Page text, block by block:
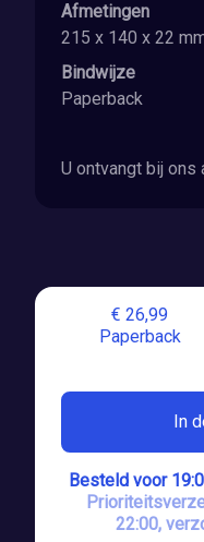
€ 26,99
Paperback
In
Besteld voor
22:00,
Afmetingen
215 x 140 x 22
Bindwijze
Paperback
U ontvangt bij ons